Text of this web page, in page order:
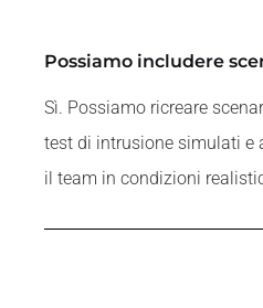
Possiamo includere
Sì. Possiamo ricreare
test di intrusione simulati e
il team in condizioni